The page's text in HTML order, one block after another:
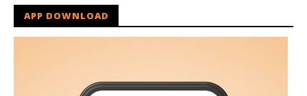
APP DOWNLOAD